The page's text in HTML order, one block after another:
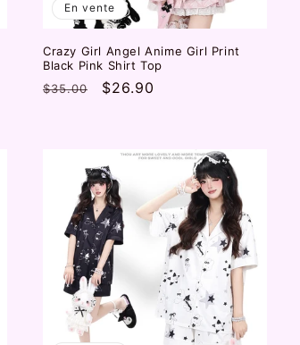
En vente
Crazy Girl Angel Anime Girl Print
Black Pink Shirt Top
Prix
$35.00
Prix
$26.90